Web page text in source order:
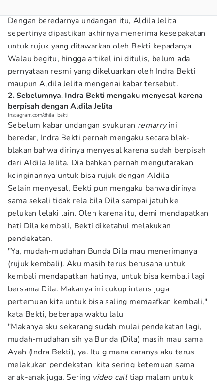
Dengan beredarnya undangan itu, Aldila Jelita
sepertinya dipastikan akhirnya menerima kesepakatan
untuk rujuk yang ditawarkan oleh Bekti kepadanya.
Walau begitu, hingga artikel ini ditulis, belum ada
pernyataan resmi yang dikeluarkan oleh Indra Bekti
maupun Aldila Jelita mengenai kabar tersebut.
2. Sebelumnya, Indra Bekti mengaku menyesal karena
berpisah dengan Aldila Jelita
Instagram.com/dhila_bekti
Sebelum kabar undangan syukuran remarryini
beredar, Indra Bekti pernah mengaku secara blak-
blakan bahwa dirinya menyesal karena sudah berpisah
dari Aldila Jelita. Dia bahkan pernah mengutarakan
keinginannya untuk bisa rujuk dengan Aldila.
Selain menyesal, Bekti pun mengaku bahwa dirinya
sama sekali tidak rela bila Dila sampai jatuh ke
pelukan lelaki lain. Oleh karena itu, demi mendapatkan
hati Dila kembali, Bekti diketahui melakukan
pendekatan.
"Ya, mudah-mudahan Bunda Dila mau menerimanya
(rujuk kembali). Aku masih terus berusaha untuk
kembali mendapatkan hatinya, untuk bisa kembali lagi
bersama Dila. Makanya ini cukup intens juga
pertemuan kita untuk bisa saling memaafkan kembali,"
kata Bekti, beberapa waktu lalu.
"Makanya aku sekarang sudah mulai pendekatan lagi,
mudah-mudahan sih ya Bunda (Dila) masih mau sama
Ayah (Indra Bekti), ya. Itu gimana caranya aku terus
melakukan pendekatan, kita sering ketemuan sama
anak-anak juga. Sering video calltiap malam untuk